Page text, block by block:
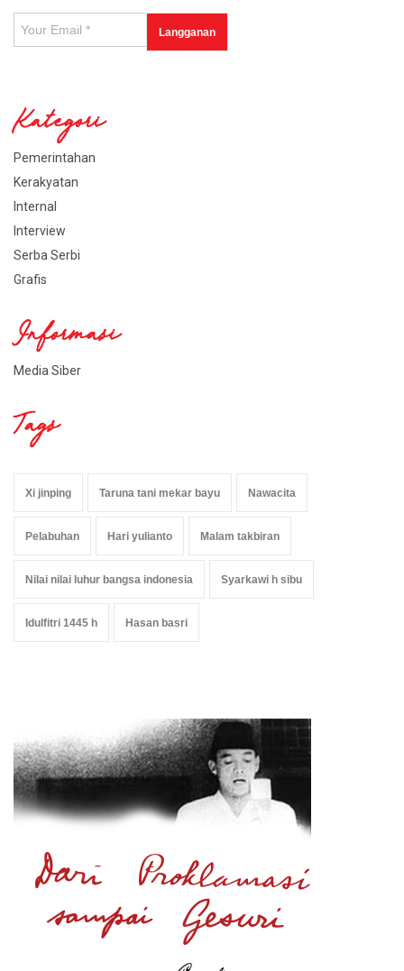
Kategori
Pemerintahan
Kerakyatan
Internal
Interview
Serba Serbi
Grafis
Informasi
Media Siber
Tags
Xi jinping Taruna tani mekar bayu Nawacita
Pelabuhan Hari yulianto Malam takbiran
Nilai nilai luhur bangsa indonesia Syarkawi h sibu
Idulfitri 1445 h Hasan basri